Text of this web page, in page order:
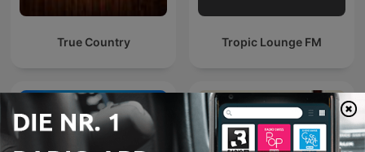
True Country Tropic Lounge FM